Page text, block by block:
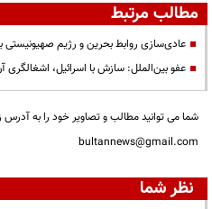
مطالب مرتبط
عادی‌سازی روابط بحرین و رژیم صهیونیستی
عفو بین‌الملل: سازش با اسرائیل، اشغالگری
شما می توانید مطالب و تصاویر خود را به آدرس
bultannews@gmail.com
نظر شما